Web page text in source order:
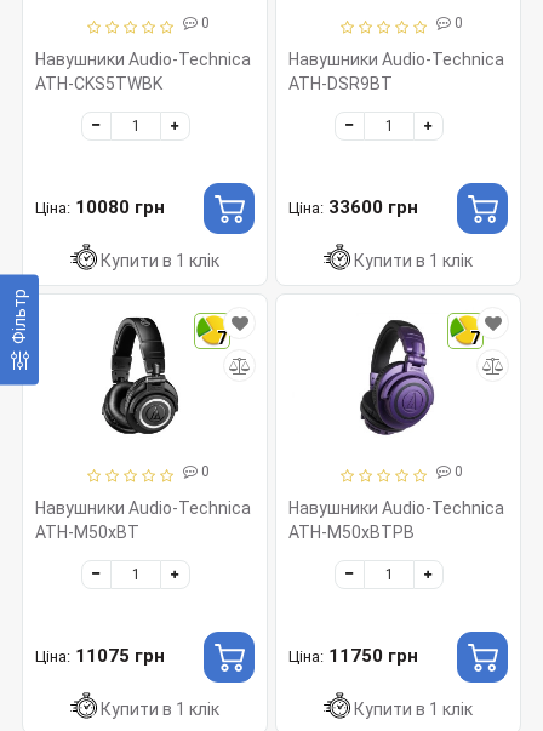
Фільтр
0
Навушники Audio-Technica
ATH-CKS5TWBK
Ціна: 10080 грн
Купити в 1 клік
0
Навушники Audio-Technica
ATH-DSR9BT
Ціна: 33600 грн
Купити в 1 клік
7
0
Навушники Audio-Technica
ATH-M50xBT
Ціна: 11075 грн
Купити в 1 клік
7
0
Навушники Audio-Technica
ATH-M50xBTPB
Ціна: 11750 грн
Купити в 1 клік